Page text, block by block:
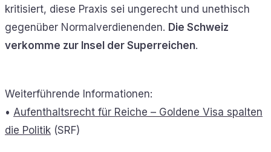
kritisiert, diese Praxis sei ungerecht und unethisch
gegenüber Normalverdienenden. Die Schweiz
verkomme zur Insel der Superreichen.
Weiterführende Informationen:
• Aufenthaltsrecht für Reiche – Goldene Visa spalten
die Politik (SRF)